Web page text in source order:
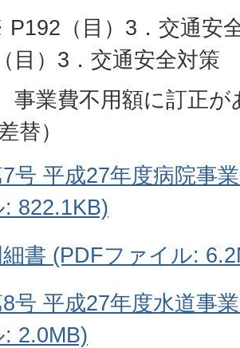
（目）3．交通安全
目）3．交通安全対策
用額に訂正があ
替）
号 平成27年度病院事
: 822.1KB)
書 (PDFファイル:
号 平成27年度水道事
: 2.0MB)